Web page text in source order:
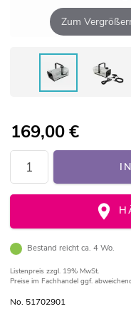
Zum
169,00€
Bestand reicht ca. 4 Wo.
Listenpreis zzgl. 19% MwSt.
Preise im Fachhandel ggf.
No. 51702901